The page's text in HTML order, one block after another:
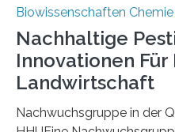
Biowissenschaften Chemie
Nachhaltige
Innovationen Für
Landwirtschaft
Nachwuchsgruppe in der